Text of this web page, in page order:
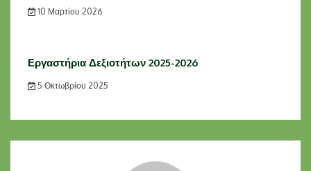
10 Μαρτίου 2026
Εργαστήρια Δεξιοτήτων 2025-2026
5 Οκτωβρίου 2025